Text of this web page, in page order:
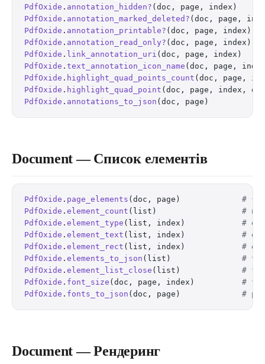
PdfOxide . annotation_hidden? (doc, page,
PdfOxide . annotation_marked_deleted? (doc, page,
PdfOxide . annotation_printable? (doc, page,
PdfOxide . annotation_read_only? (doc, page,
PdfOxide . link_annotation_uri (doc, page,
PdfOxide . text_annotation_icon_name (doc, page,
PdfOxide . highlight_quad_points_count (doc, page,
PdfOxide . highlight_quad_point (doc, page, index,
PdfOxide . annotations_to_json (doc,
Document — Список елементів
PdfOxide . page_elements (doc, page) #
PdfOxide . element_count (list) #
PdfOxide . element_type (list, index) #
PdfOxide . element_text (list, index) #
PdfOxide . element_rect (list, index) #
PdfOxide . elements_to_json (list) #
PdfOxide . element_list_close (list) #
PdfOxide . font_size (doc, page, index) #
PdfOxide . fonts_to_json (doc, page) #
Document — Рендеринг